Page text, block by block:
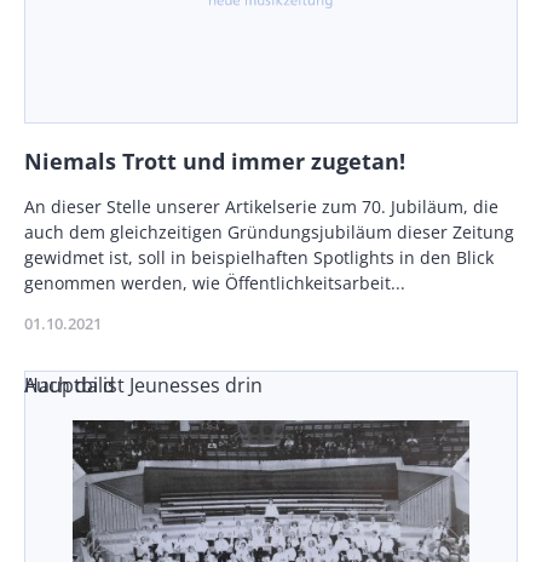
Niemals Trott und immer zugetan!
Body
An dieser Stelle unserer Artikelserie zum 70. Jubiläum, die
auch dem gleichzeitigen Gründungsjubiläum dieser Zeitung
gewidmet ist, soll in beispielhaften Spotlights in den Blick
genommen werden, wie Öffentlichkeitsarbeit...
Publikationsdatum
01.10.2021
Auch da ist Jeunesses drin
Hauptbild